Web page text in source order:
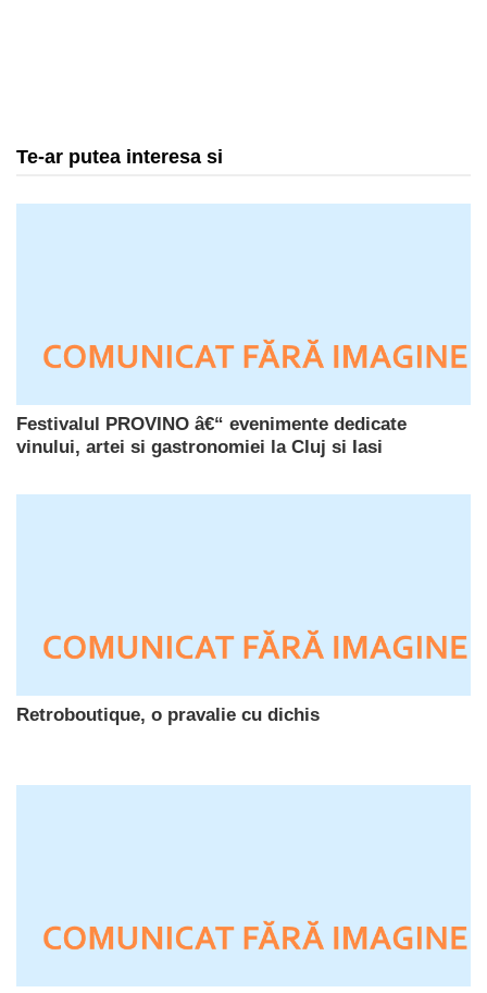
Te-ar putea interesa si
Festivalul PROVINO â€“ evenimente dedicate
vinului, artei si gastronomiei la Cluj si Iasi
Retroboutique, o pravalie cu dichis